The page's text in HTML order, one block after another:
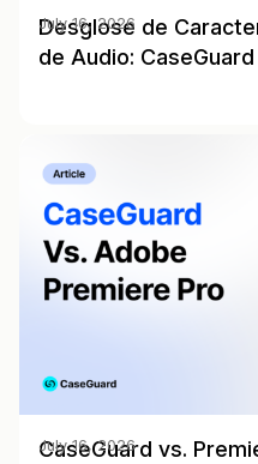
Desglose de
de Audio:
July 16, 2026
CaseGuard vs.
July 16, 2026